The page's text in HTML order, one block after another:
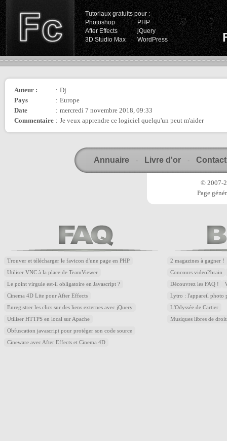
Tutoriaux gratuits pour :
Photoshop
PHP
After Effects
jQuery
3D Studio Max
WordPress
Auteur : : Dj
Pays
: Europe
Date
: mercredi 7 novembre 2018, 09:33
Commentaire : Je veux apprendre ce logiciel quelqu'un peut m'aider
Annuaire - Livre d'or - Contact
© 2007-
Page
Trouver et télécharger le favicon d'une page en PHP
Utiliser VNC à la place de TeamViewer
Le point virgule est-il obligatoire en Javascript ?
Cinema 4D Lite pour After Effects
Enregistrer les clics sur des liens externes avec jQuery
Utiliser HTTPS en local sur Apache
Obfuscation javascript pour protéger son code source
Cineware avec After Effects et Cinema 4D
2 magazines à gagner !
Concours video2brain
Découvrez les FAQ !
Lytro : l'appareil photo
L'Odyssée de Cartier
Musiques libres de